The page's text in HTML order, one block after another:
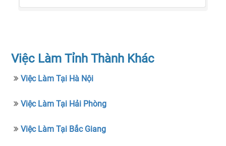
Việc Làm Tỉnh Thành Khác
Việc Làm Tại Hà Nội
Việc Làm Tại Hải Phòng
Việc Làm Tại Bắc Giang